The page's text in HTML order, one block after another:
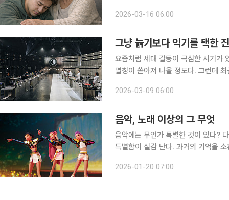
다. 시니어세대에게 익숙한 생존 공
2026-03-16 06:00
그냥 늙기보다 익기를 택한
요즘처럼 세대 갈등이 극심한 시기가
멸칭이 쏟아져 나올 정도다. 그런데
라는 어른의 발견 “중식 대가이니 최
2026-03-09 06:00
음악, 노래 이상의 그 무엇
음악에는 무언가 특별한 것이 있다?
특별함이 실감 난다. 과거의 기억을
없었다면 이런 상상을 해본다. 애니메
2026-01-20 07:00